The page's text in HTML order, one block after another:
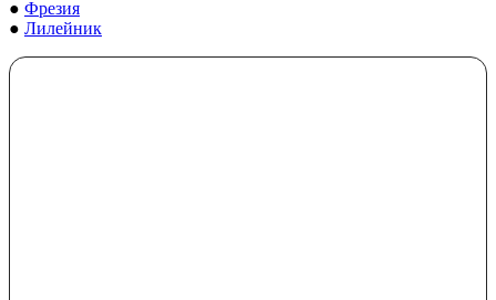
● Фрезия
● Лилейник